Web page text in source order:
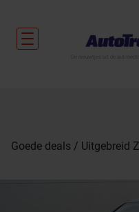
Goede deals Uitgebreid